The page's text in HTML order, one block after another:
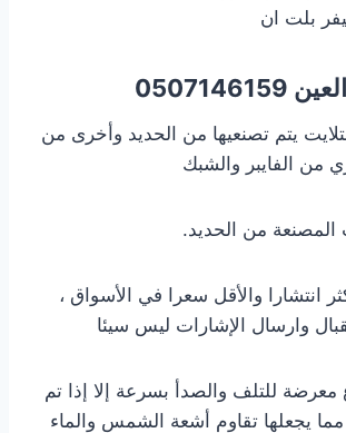
بلت ان
0507146159
يتم تصنعيها من الحديد وأخرى من
من الفايبر والشبك
المصنعة من الحديد.
انتشارا والأقل سعرا في الأسواق ،
وارسال الإشارات ليس سيئا
معرضة للتلف والصدأ بسرعة إلا إذا تم
مما يجعلها تقاوم أشعة الشمس والماء